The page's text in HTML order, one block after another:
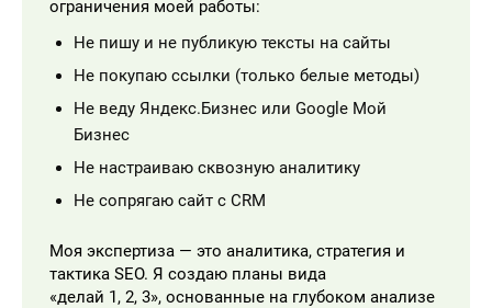
ограничения моей работы:
Не пишу и не публикую тексты на сайты
Не покупаю ссылки (только белые методы)
Не веду Яндекс.Бизнес или Google Мой
Бизнес
Не настраиваю сквозную аналитику
Не сопрягаю сайт с CRM
Моя экспертиза — это аналитика, стратегия и
тактика SEO. Я создаю планы вида
«делай 1, 2, 3», основанные на глубоком анализе